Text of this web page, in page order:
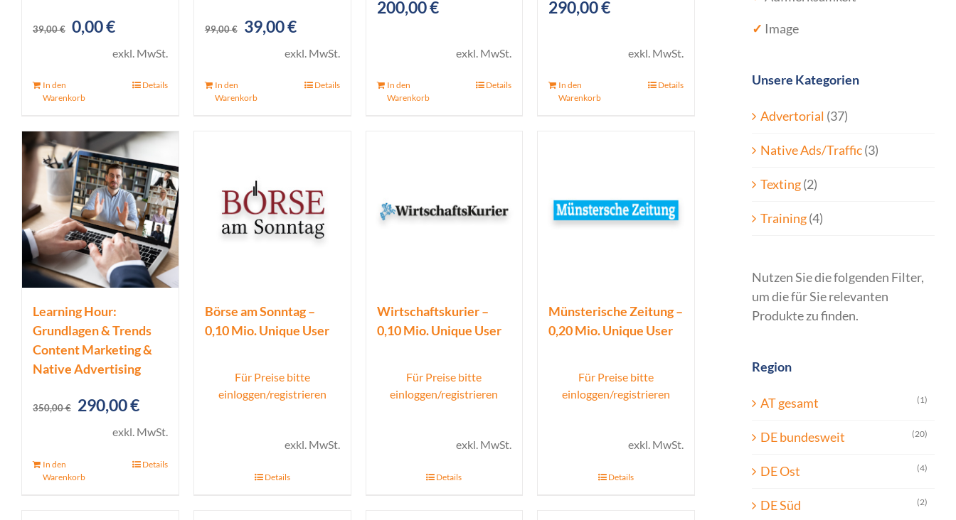
39,00€ Ursprünglicher
39,00 €
0,00€Aktueller
Preis
exkl. MwSt.
In den
Warenkorb
Details
99,00€
Ursprünglicher
99,00 €
39,00€Aktueller
Preis
exkl. MwSt.
In den
Warenkorb
Details
200,00€
exkl. MwSt.
In den
Warenkorb
Details
290,00€
exkl. MwSt.
In den
Warenkorb
Details
Learning Hour:
Grundlagen & Trends
Content Marketing &
Native Advertising
350,00€
Ursprünglicher
Preis
350,00 €
290,00€Aktueller
Preis
exkl. MwSt.
In den
Warenkorb
Details
Börse am Sonntag –
0,10 Mio. Unique User
Für Preise bitte
einloggen/registrieren
exkl. MwSt.
Details
Wirtschaftskurier –
0,10 Mio. Unique User
Für Preise bitte
einloggen/registrieren
exkl. MwSt.
Details
Münsterische Zeitung –
0,20 Mio. Unique User
Für Preise bitte
einloggen/registrieren
exkl. MwSt.
Details
✓ Image
Unsere Kategorien
Advertorial (37)
Native Ads/Traffic(3)
Texting(2)
Training(4)
Nutzen Sie die folgenden Filter,
um die für Sie relevanten
Produkte zu finden.
Region
AT gesamt (1)
DE bundesweit (20)
DE Ost (4)
DE Süd (2)